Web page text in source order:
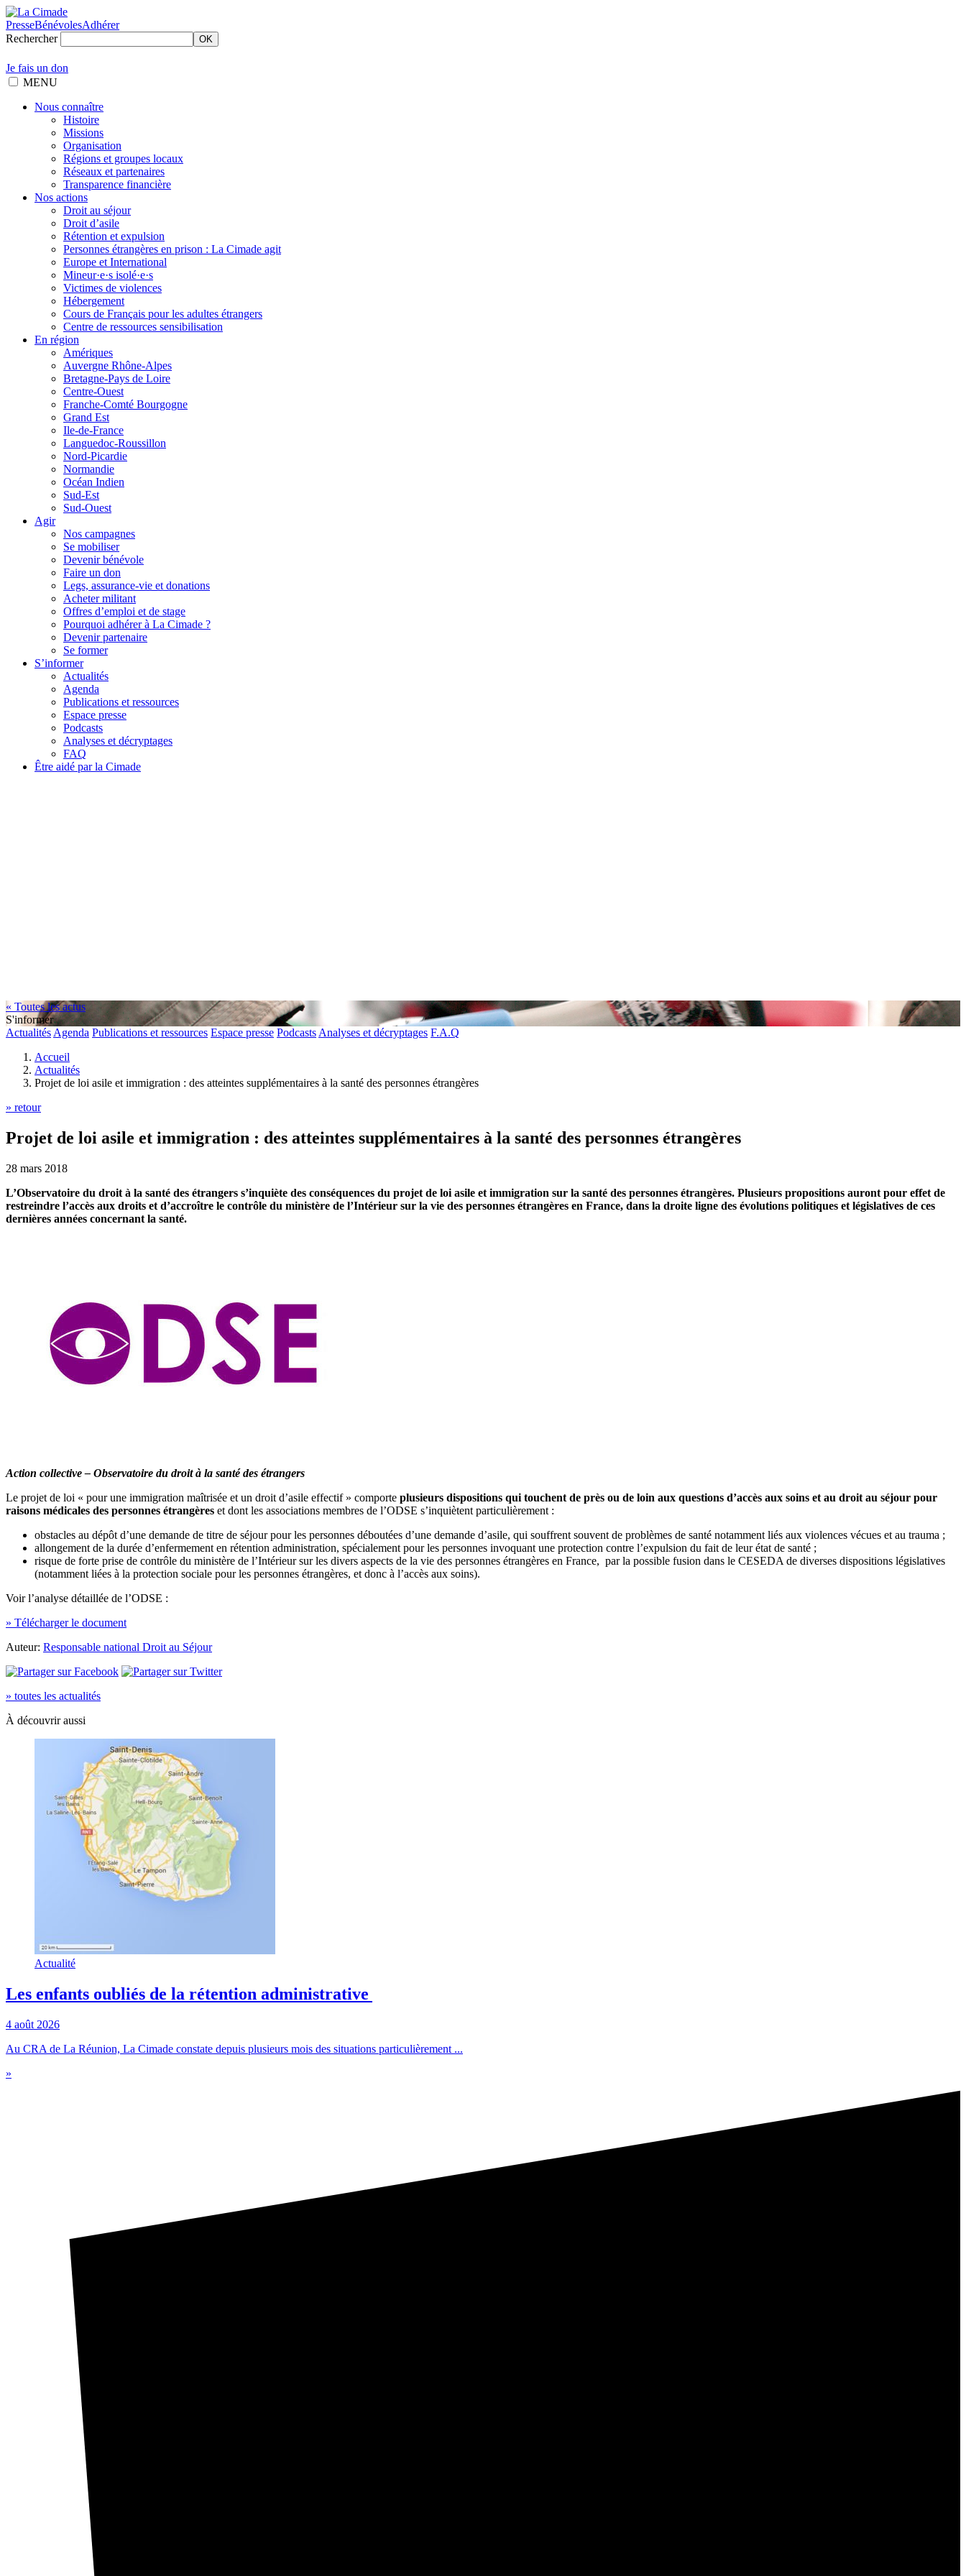
PresseBénévolesAdhérer
Rechercher
OK
Je fais un don
MENU
Nous connaître
Histoire
Missions
Organisation
Régions et groupes locaux
Réseaux et partenaires
Transparence financière
Nos actions
Droit au séjour
Droit d’asile
Rétention et expulsion
Personnes étrangères en prison : La Cimade agit
Europe et International
Mineur·e·s isolé·e·s
Victimes de violences
Hébergement
Cours de Français pour les adultes étrangers
Centre de ressources sensibilisation
En région
Amériques
Auvergne Rhône-Alpes
Bretagne-Pays de Loire
Centre-Ouest
Franche-Comté Bourgogne
Grand Est
Ile-de-France
Languedoc-Roussillon
Nord-Picardie
Normandie
Océan Indien
Sud-Est
Sud-Ouest
Agir
Nos campagnes
Se mobiliser
Devenir bénévole
Faire un don
Legs, assurance-vie et donations
Acheter militant
Offres d’emploi et de stage
Pourquoi adhérer à La Cimade ?
Devenir partenaire
Se former
S’informer
Actualités
Agenda
Publications et ressources
Espace presse
Podcasts
Analyses et décryptages
FAQ
Être aidé par la Cimade
« Toutes les actus
S'informer
Actualités Agenda Publications et ressources Espace presse Podcasts Analyses et décryptages F.A.Q
Accueil
Actualités
Projet de loi asile et immigration : des atteintes supplémentaires à la santé des personnes étrangères
» retour
Projet de loi asile et immigration : des atteintes supplémentaires à la santé des personnes étrangères
28 mars 2018
L’Observatoire du droit à la santé des étrangers s’inquiète des conséquences du projet de loi asile et immigration sur la santé des personnes étrangères. Plusieurs propositions auront pour effet de
restreindre l’accès aux droits et d’accroître le contrôle du ministère de l’Intérieur sur la vie des personnes étrangères en France, dans la droite ligne des évolutions politiques et législatives de ces
dernières années concernant la santé.
Action collective – Observatoire du droit à la santé des étrangers
Le projet de loi « pour une immigration maîtrisée et un droit d’asile effectif » comporte plusieurs dispositions qui touchent de près ou de loin aux questions d’accès aux soins et au droit au séjour pour
raisons médicales des personnes étrangères et dont les associations membres de l’ODSE s’inquiètent particulièrement :
obstacles au dépôt d’une demande de titre de séjour pour les personnes déboutées d’une demande d’asile, qui souffrent souvent de problèmes de santé notamment liés aux violences vécues et au trauma ;
allongement de la durée d’enfermement en rétention administration, spécialement pour les personnes invoquant une protection contre l’expulsion du fait de leur état de santé ;
risque de forte prise de contrôle du ministère de l’Intérieur sur les divers aspects de la vie des personnes étrangères en France, par la possible fusion dans le CESEDA de diverses dispositions législatives
(notamment liées à la protection sociale pour les personnes étrangères, et donc à l’accès aux soins).
Voir l’analyse détaillée de l’ODSE :
» Télécharger le document
Auteur: Responsable national Droit au Séjour
» toutes les actualités
À découvrir aussi
Actualité
Les enfants oubliés de la rétention administrative
4 août 2026
Au CRA de La Réunion, La Cimade constate depuis plusieurs mois des situations particulièrement ...
»